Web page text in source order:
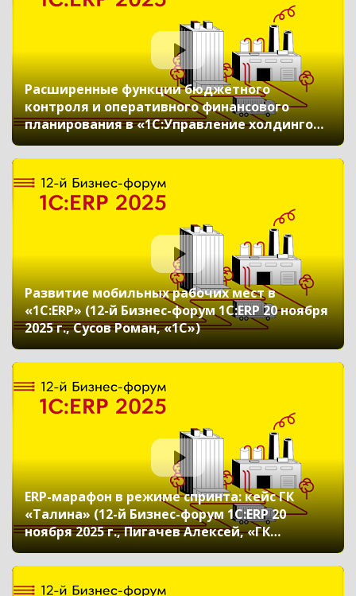
Расширенные функции бюджетного
контроля и оперативного финансового
планирования в «1С:Управление холдингом»
и «1С:ERP. Управление холдингом»:
эволюция проверенных решений (12-й
Бизнес-форум 1С:ERP 20 ноября 2025 г., Попов
Леонид, «1С»)
Развитие мобильных рабочих мест в
«1С:ERP» (12-й Бизнес-форум 1С:ERP 20 ноября
2025 г., Сусов Роман, «1С»)
ERP-марафон в режиме спринта: кейс ГК
«Талина» (12-й Бизнес-форум 1С:ERP 20
ноября 2025 г., Пигачев Алексей, «ГК
«Талина» (Мясоперерабатывающий
комплекс «Атяшевский»))